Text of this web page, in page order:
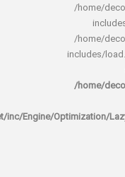
rocket/inc/Engine/